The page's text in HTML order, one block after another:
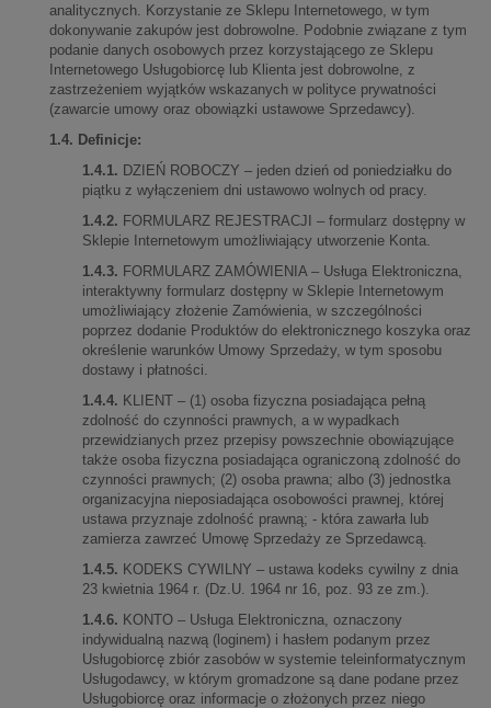
analitycznych. Korzystanie ze Sklepu Internetowego, w tym
dokonywanie zakupów jest dobrowolne. Podobnie związane z tym
podanie danych osobowych przez korzystającego ze Sklepu
Internetowego Usługobiorcę lub Klienta jest dobrowolne, z
zastrzeżeniem wyjątków wskazanych w polityce prywatności
(zawarcie umowy oraz obowiązki ustawowe Sprzedawcy).
1.4. Definicje:
1.4.1. DZIEŃ ROBOCZY – jeden dzień od poniedziałku do
piątku z wyłączeniem dni ustawowo wolnych od pracy.
1.4.2. FORMULARZ REJESTRACJI – formularz dostępny w
Sklepie Internetowym umożliwiający utworzenie Konta.
1.4.3. FORMULARZ ZAMÓWIENIA – Usługa Elektroniczna,
interaktywny formularz dostępny w Sklepie Internetowym
umożliwiający złożenie Zamówienia, w szczególności
poprzez dodanie Produktów do elektronicznego koszyka oraz
określenie warunków Umowy Sprzedaży, w tym sposobu
dostawy i płatności.
1.4.4. KLIENT – (1) osoba fizyczna posiadająca pełną
zdolność do czynności prawnych, a w wypadkach
przewidzianych przez przepisy powszechnie obowiązujące
także osoba fizyczna posiadająca ograniczoną zdolność do
czynności prawnych; (2) osoba prawna; albo (3) jednostka
organizacyjna nieposiadająca osobowości prawnej, której
ustawa przyznaje zdolność prawną; - która zawarła lub
zamierza zawrzeć Umowę Sprzedaży ze Sprzedawcą.
1.4.5. KODEKS CYWILNY – ustawa kodeks cywilny z dnia
23 kwietnia 1964 r. (Dz.U. 1964 nr 16, poz. 93 ze zm.).
1.4.6. KONTO – Usługa Elektroniczna, oznaczony
indywidualną nazwą (loginem) i hasłem podanym przez
Usługobiorcę zbiór zasobów w systemie teleinformatycznym
Usługodawcy, w którym gromadzone są dane podane przez
Usługobiorcę oraz informacje o złożonych przez niego